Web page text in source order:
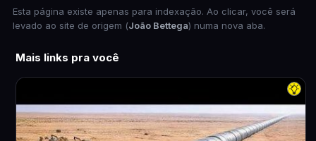
Esta página existe apenas para indexação. Ao clicar, você será
levado ao site de origem (João Bettega) numa nova aba.
Mais links pra você